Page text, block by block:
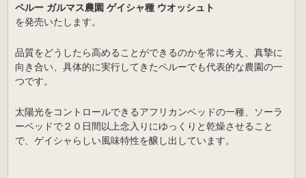
ペルー ガルマス農園 ゲイシャ種 ウオッシュト
を発売いたします。
品質をどうしたら高めることができるのかを常に考え、真摯に
向き合い、具体的に実行してきたペルーでも代表的な農園の一
つです。
太陽光をコントロールできるアフリカンベッドの一種、ソーラ
ーベッドで２０日間以上念入りにゆっくりと乾燥させること
で、ゲイシャらしい風味特性を醸し出しています。